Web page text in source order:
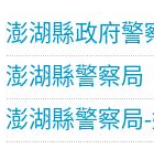
澎湖縣政府警
澎湖縣警察局
澎湖縣警察局